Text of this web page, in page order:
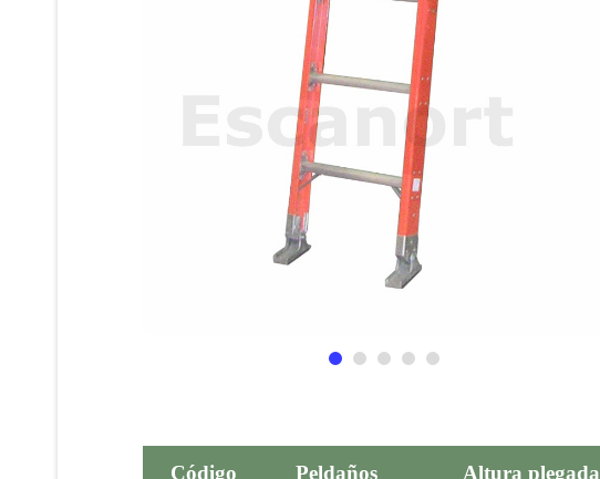
Código Peldaños Altura plegada